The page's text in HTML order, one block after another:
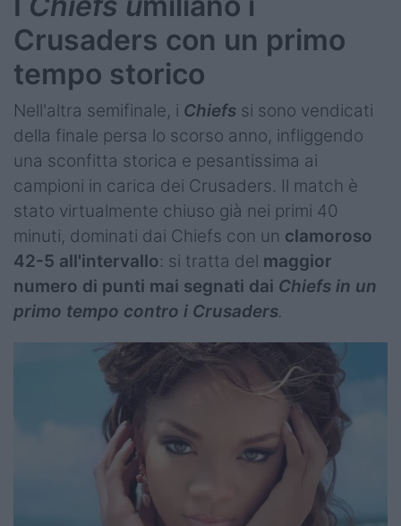
Crusaders con un primo
tempo storico
Nell'altra semifinale, i Chiefs si sono vendicati
della finale persa lo scorso anno, infliggendo
una sconfitta storica e pesantissima ai
campioni in carica dei Crusaders. Il match è
stato virtualmente chiuso già nei primi 40
minuti, dominati dai Chiefs con un clamoroso
42-5 all'intervallo: si tratta del maggior
numero di punti mai segnati dai Chiefs in un
primo tempo contro i Crusaders.